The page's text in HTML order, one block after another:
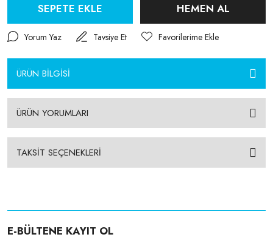
SEPETE EKLE HEMEN AL
Yorum Yaz Tavsiye Et
ÜRÜN BİLGİSİ
ÜRÜN YORUMLARI
TAKSİT SEÇENEKLERİ
E-BÜLTENE KAYIT OL